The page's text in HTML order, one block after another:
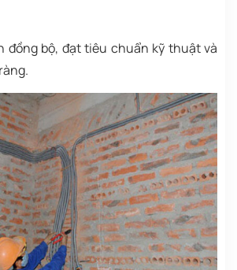
đồng bộ, đạt tiêu chuẩn kỹ thuật và